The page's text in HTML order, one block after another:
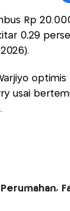
Rp
0,29
usai